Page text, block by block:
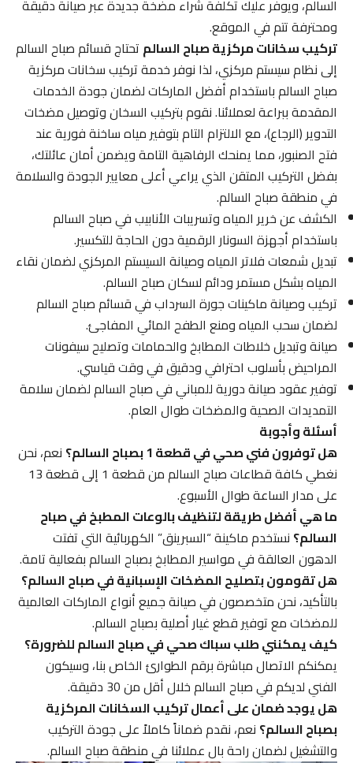
السالم، ويوفر عليك تكلفة شراء مضخة جديدة عبر صيانة دقيقة
ومحترفة تتم في الموقع.
تركيب سخانات مركزية صباح السالمتحتاج قسائم صباح السالم
إلى نظام سيستم مركزي، لذا نوفر خدمة تركيب سخانات مركزية
صباح السالم باستخدام أفضل الماركات لضمان جودة الخدمات
المقدمة ببراعة لعملائنا. نقوم بتركيب السخان وتوصيل مضخات
التدوير (الرجاع)، مع الالتزام التام بتوفير مياه ساخنة فورية عند
فتح الصنبور، مما يمنحك الرفاهية التامة ويضمن أمان عائلتك،
بفضل التركيب المتقن الذي يراعي أعلى معايير الجودة والسلامة
في منطقة صباح السالم.
الكشف عن خرير المياه وتسريبات الأنابيب في صباح السالم
باستخدام أجهزة السونار الرقمية دون الحاجة للتكسير.
تبديل شمعات فلاتر المياه وصيانة السيستم المركزي لضمان نقاء
المياه بشكل مستمر ودائم لسكان صباح السالم.
تركيب وصيانة ماكينات جورة السرداب في قسائم صباح السالم
لضمان سحب المياه ومنع الطفح المائي المفاجئ.
صيانة وتبديل خلاطات المطابخ والحمامات وتصليح سيفونات
المراحيض بأسلوب احترافي ودقيق في وقت قياسي.
توفير عقود صيانة دورية للمباني في صباح السالم لضمان سلامة
التمديدات الصحية والمضخات طوال العام.
أسئلة وأجوبة
هل توفرون فني صحي في قطعة 1 بصباح السالم؟
نعم، نحن
نغطي كافة قطاعات صباح السالم من قطعة 1 إلى قطعة 13
على مدار الساعة طوال الأسبوع.
ما هي أفضل طريقة لتنظيف بالوعات المطبخ في صباح
السالم؟نستخدم ماكينة “السبرينق” الكهربائية التي تفتت
الدهون العالقة في مواسير المطابخ بصباح السالم بفعالية تامة.
هل تقومون بتصليح المضخات الإسبانية في صباح السالم؟
بالتأكيد، نحن متخصصون في صيانة جميع أنواع الماركات العالمية
للمضخات مع توفير قطع غيار أصلية بصباح السالم.
كيف يمكنني طلب سباك صحي في صباح السالم للضرورة؟
يمكنكم الاتصال مباشرة برقم الطوارئ الخاص بنا، وسيكون
الفني لديكم في صباح السالم خلال أقل من 30 دقيقة.
هل يوجد ضمان على أعمال تركيب السخانات المركزية
بصباح السالم؟نعم، نقدم ضماناً كاملاً على جودة التركيب
والتشغيل لضمان راحة بال عملائنا في منطقة صباح السالم.